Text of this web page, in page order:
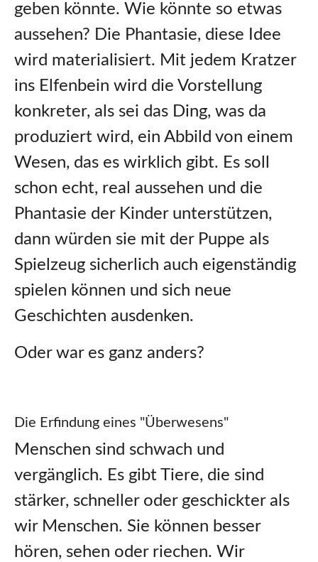
geben könnte. Wie könnte so etwas
aussehen? Die Phantasie, diese Idee
wird materialisiert. Mit jedem Kratzer
ins Elfenbein wird die Vorstellung
konkreter, als sei das Ding, was da
produziert wird, ein Abbild von einem
Wesen, das es wirklich gibt. Es soll
schon echt, real aussehen und die
Phantasie der Kinder unterstützen,
dann würden sie mit der Puppe als
Spielzeug sicherlich auch eigenständig
spielen können und sich neue
Geschichten ausdenken.
Oder war es ganz anders?
Die Erfindung eines "Überwesens"
Menschen sind schwach und
vergänglich. Es gibt Tiere, die sind
stärker, schneller oder geschickter als
wir Menschen. Sie können besser
hören, sehen oder riechen. Wir